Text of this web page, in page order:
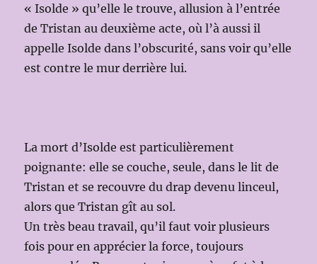
« Isolde » qu’elle le trouve, allusion à l’entrée
de Tristan au deuxième acte, où l’à aussi il
appelle Isolde dans l’obscurité, sans voir qu’elle
est contre le mur derrière lui.
La mort d’Isolde est particulièrement
poignante: elle se couche, seule, dans le lit de
Tristan et se recouvre du drap devenu linceul,
alors que Tristan gît au sol.
Un très beau travail, qu’il faut voir plusieurs
fois pour en apprécier la force, toujours